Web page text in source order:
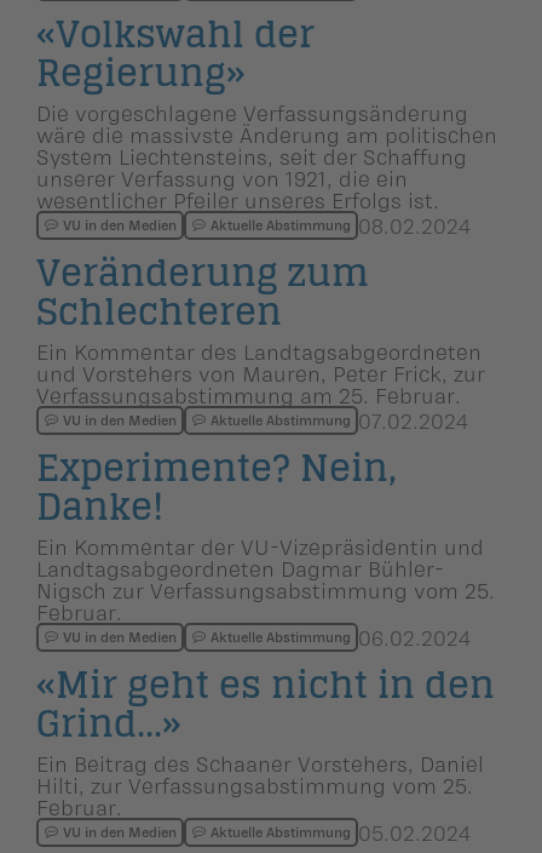
«Volkswahl der
Regierung»
Die vorgeschlagene Verfassungsänderung
wäre die massivste Änderung am politischen
System Liechtensteins, seit der Schaffung
unserer Verfassung von 1921, die ein
wesentlicher Pfeiler unseres Erfolgs ist.
VU in den Medien Aktuelle Abstimmung 08.02.2024
Veränderung zum
Schlechteren
Ein Kommentar des Landtagsabgeordneten
und Vorstehers von Mauren, Peter Frick, zur
Verfassungsabstimmung am 25. Februar.
VU in den Medien Aktuelle Abstimmung 07.02.2024
Experimente? Nein,
Danke!
Ein Kommentar der VU-Vizepräsidentin und
Landtagsabgeordneten Dagmar Bühler-
Nigsch zur Verfassungsabstimmung vom 25.
Februar.
VU in den Medien Aktuelle Abstimmung 06.02.2024
«Mir geht es nicht in den
Grind...»
Ein Beitrag des Schaaner Vorstehers, Daniel
Hilti, zur Verfassungsabstimmung vom 25.
Februar.
VU in den Medien Aktuelle Abstimmung 05.02.2024